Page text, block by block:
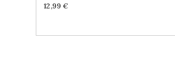
Price
12,99 €